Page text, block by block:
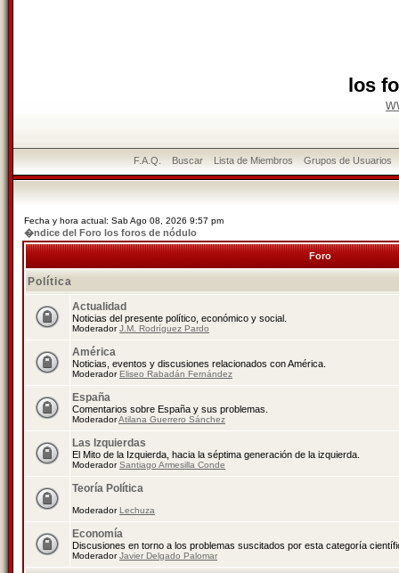
los
F.A.Q. Buscar Lista de Miembros Grupos de Usuarios
Fecha y hora actual: Sab Ago 08, 2026 9:57 pm
�ndice del Foro los foros de nódulo
Foro
Política
Actualidad
Noticias del presente político, económico y social.
ModeradorJ.M. Rodríguez Pardo
América
Noticias, eventos y discusiones relacionados con América.
ModeradorEliseo Rabadán Fernández
España
Comentarios sobre España y sus problemas.
ModeradorAtilana Guerrero Sánchez
Las Izquierdas
El Mito de la Izquierda, hacia la séptima generación de la izquierda.
ModeradorSantiago Armesilla Conde
Teoría Política
ModeradorLechuza
Economía
Discusiones en torno a los problemas suscitados por esta categoría
ModeradorJavier Delgado Palomar